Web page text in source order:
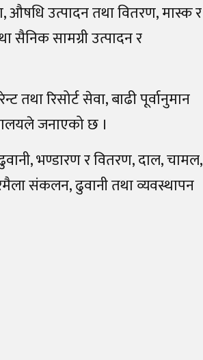
औषधि उत्पादन तथा वितरण, मास्क र
सैनिक सामग्री उत्पादन र
रिसोर्ट सेवा, बाढी पूर्वानुमान
जनाएको छ ।
भण्डारण र वितरण, दाल, चामल,
संकलन, ढुवानी तथा व्यवस्थापन